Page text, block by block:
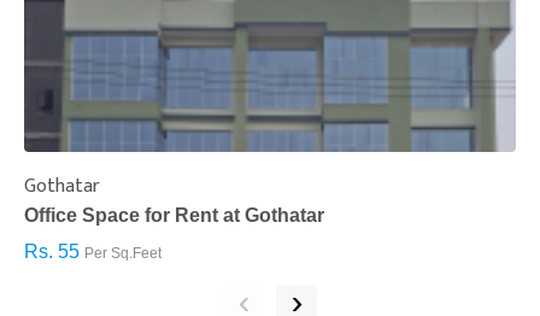
Gothatar
Office Space for Rent at Gothatar
Rs. 55 Per Sq.Feet